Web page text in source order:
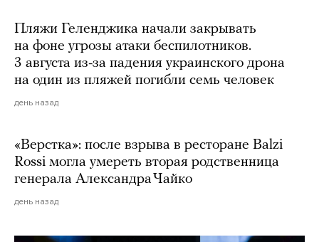
Пляжи Геленджика начали закрывать
на фоне угрозы атаки беспилотников.
3 августа из-за падения украинского дрона
на один из пляжей погибли семь человек
день назад
«Верстка»: после взрыва в ресторане Balzi
Rossi могла умереть вторая родственница
генерала Александра Чайко
день назад